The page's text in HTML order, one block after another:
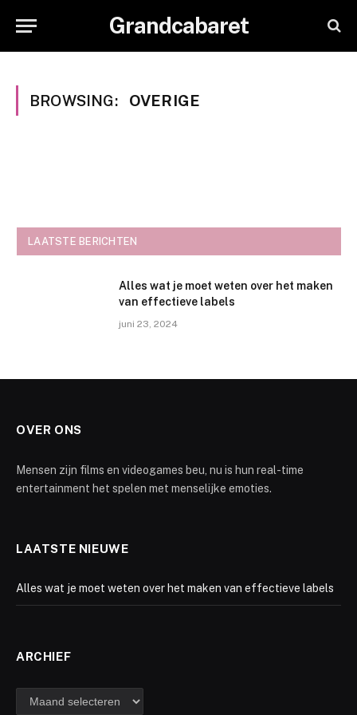
Grandcabaret
BROWSING: OVERIGE
LAATSTE BERICHTEN
Alles wat je moet weten over het maken
van effectieve labels
juni 23, 2024
OVER ONS
Mensen zijn films en videogames beu, nu is hun real-time
entertainment het spelen met menselijke emoties.
LAATSTE NIEUWE
Alles wat je moet weten over het maken van effectieve labels
ARCHIEF
Archief